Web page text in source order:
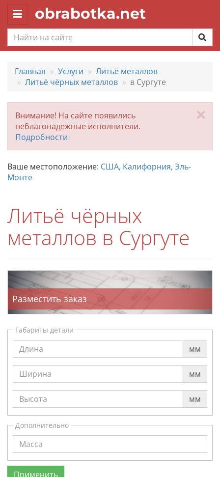
Toggle
navigation
obrabotka.net
Главная Услуги
Литьё металлов
Литьё чёрных металлов
в Сургуте
Внимание! На сайте появились
неблагонадежные исполнители.
Подробности
Ваше местоположение: США, Калифорния, Эль-
Монте
Литьё чёрных
металлов в Сургуте
Разместить заказ
Габариты детали
мм
мм
мм
Дополнительно